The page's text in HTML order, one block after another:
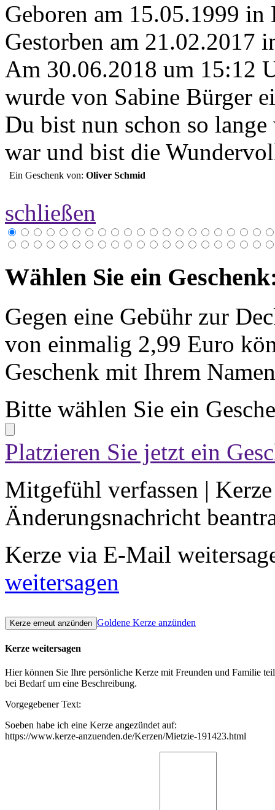
Geboren am 15.05.1999 in
Gestorben am 21.02.2017
Am 30.06.2018 um 15:12
wurde von Sabine Bürger
Du bist nun schon so
war und bist die
Ein Geschenk von: Oliver Schmid
schließen
Wählen Sie ein
Gegen eine Gebühr zur
von einmalig 2,99 Euro
Geschenk mit Ihrem
Bitte wählen Sie ein
Platzieren Sie jetzt ein
Mitgefühl verfassen |
Änderungsnachricht
Kerze via E-Mail
weitersagen
Goldene Kerze anzünden
Kerze weitersagen
Hier können Sie Ihre persönliche Kerze mit Freunden und Familie
bei Bedarf um eine Beschreibung.
Vorgegebener Text:
Soeben habe ich eine Kerze angezündet auf:
https://www.kerze-anzuenden.de/Kerzen/Mietzie-191423.html